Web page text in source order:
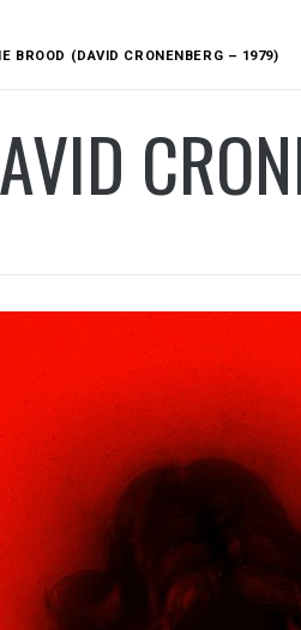
BROOD (DAVID CRONENBERG – 1979)